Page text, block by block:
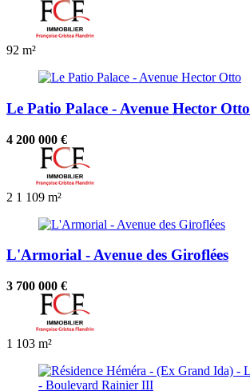
92 m²
Le Patio Palace - Avenue Hector Otto
4 200 000 €
2 1 109 m²
L'Armorial - Avenue des Giroflées
3 700 000 €
1 103 m²